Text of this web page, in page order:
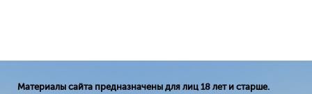
Материалы сайта предназначены для лиц 18 лет и старше.